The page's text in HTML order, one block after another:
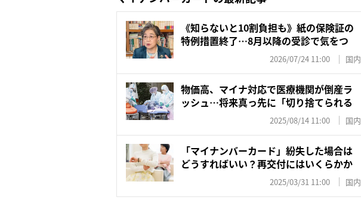
《知らないと10割負担も》紙の保険証の
特例措置終了…8月以降の受診で気をつ
2026/07/24 11:00 国内
物価高、マイナ対応で医療機関が倒産ラ
ッシュ…将来真っ先に「切り捨てられる
2025/08/14 11:00 国内
「マイナンバーカード」紛失した場合は
どうすればいい？再交付にはいくらかか
2025/03/31 11:00 国内